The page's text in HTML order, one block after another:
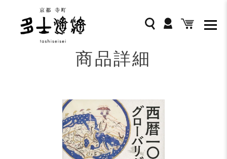
検索 ログインカート
商品詳細